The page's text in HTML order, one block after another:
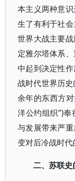
本主义两种意
生了有利于社
世界大战主要
定雅尔塔体系
中起到决定性
战时代世界历
余年的东西方
洋公约组织”)
与发展带来严
变对后冷战时代
二、苏联